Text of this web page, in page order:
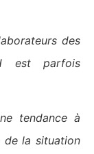
des
est parfois
tendance à
de la situation